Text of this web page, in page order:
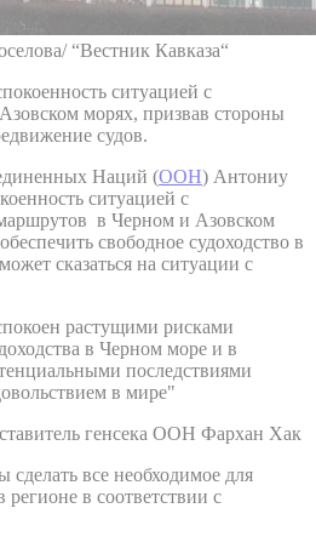
“Вестник Кавказа“
ситуацией с
морях, призвав стороны
судов.
Наций (ООН) Антониу
ситуацией с
в Черном и Азовском
свободное судоходство в
сказаться на ситуации с
растущими рисками
в Черном море и в
последствиями
в мире"
генсека ООН Фархан Хак
сделать все необходимое для
регионе в соответствии с